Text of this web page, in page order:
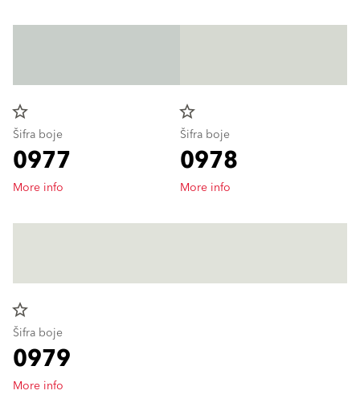
star_border
Šifra boje
0977
More info
star_border
Šifra boje
0978
More info
star_border
Šifra boje
0979
More info